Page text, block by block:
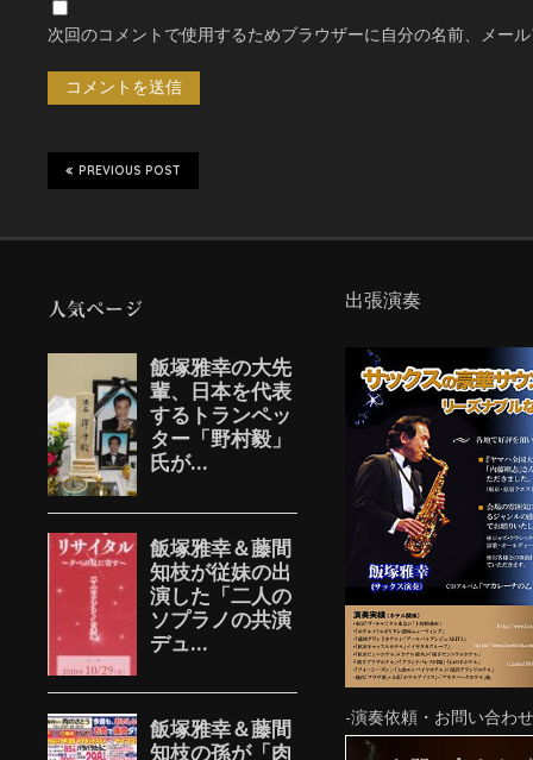
次回のコメントで使用するためブラウザーに自分の名前、メー
PREVIOUS POST
人気ページ 出張演奏
-演奏依頼・お問い合わ